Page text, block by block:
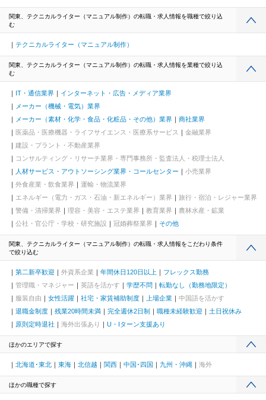
関東、テクニカルライター（マニュアル制作）の転職・求人情報を職種で絞り込
む
テクニカルライター（マニュアル制作）
関東、テクニカルライター（マニュアル制作）の転職・求人情報を業種で絞り込
む
IT・通信業界
インターネット・広告・メディア業界
メーカー（機械・電気）業界
メーカー（素材・化学・食品・化粧品・その他）業界
商社業界
医薬品・医療機器・ライフサイエンス・医療系サービス
金融業界
建設・プラント・不動産業界
コンサルティング・リサーチ業界・専門事務所・監査法人・税理士法人
人材サービス・アウトソーシング業界・コールセンター
小売業界
外食産業・飲食業界
運輸・物流業界
エネルギー（電力・ガス・石油・新エネルギー）業界
旅行・宿泊・レジャー業界
警備・清掃業界
理容・美容・エステ業界 教育業界
農林水産・鉱業
公社・官公庁・学校・研究施設
冠婚葬祭業界 その他
関東、テクニカルライター（マニュアル制作）の転職・求人情報をこだわり条件
で絞り込む
第二新卒歓迎 外資系企業 年間休日120日以上
フレックス勤務
管理職・マネジャー
英語を活かす 学歴不問
転勤なし（勤務地限定）
服装自由
女性活躍 社宅・家賃補助制度 上場企業
中国語を活かす
退職金制度
残業20時間未満 完全週休2日制 職種未経験歓迎
土日祝休み
原則定時退社
海外出張あり U・Iターン支援あり
ほかのエリアで探す
北海道･東北 東海 北信越 関西 中国･四国 九州・沖縄 海外
ほかの職種で探す